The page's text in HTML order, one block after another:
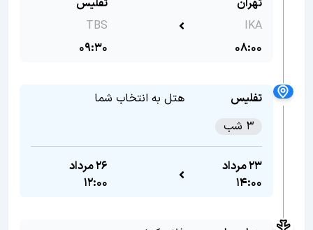
تهران
IKA
08:00
تفلیس
TBS
09:30
تفلیس
هتل به انتخاب شما
3 شب
23 مرداد
14:00
26 مرداد
12:00